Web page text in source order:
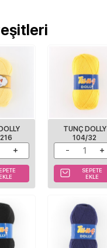
EKLE
TUNÇ DOLLY
104/32
SEPETE
EKLE